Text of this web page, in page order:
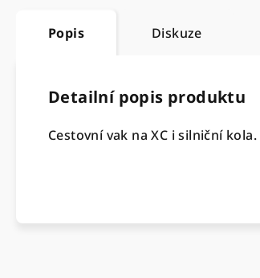
Popis Diskuze
Detailní popis produktu
Cestovní vak na XC i silniční